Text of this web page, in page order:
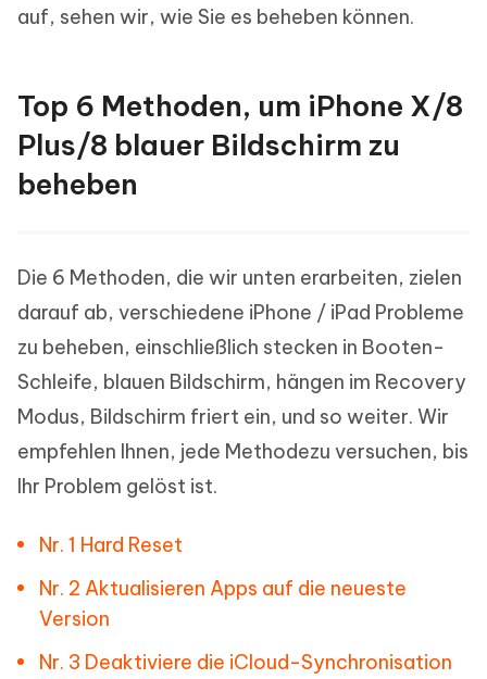
auf, sehen wir, wie Sie es beheben können.
Top 6 Methoden, um iPhone X/8
Plus/8 blauer Bildschirm zu
beheben
Die 6 Methoden, die wir unten erarbeiten, zielen
darauf ab, verschiedene iPhone / iPad Probleme
zu beheben, einschließlich stecken in Booten-
Schleife, blauen Bildschirm, hängen im Recovery
Modus, Bildschirm friert ein, und so weiter. Wir
empfehlen Ihnen, jede Methodezu versuchen, bis
Ihr Problem gelöst ist.
Nr. 1 Hard Reset
Nr. 2 Aktualisieren Apps auf die neueste
Version
Nr. 3 Deaktiviere die iCloud-Synchronisation